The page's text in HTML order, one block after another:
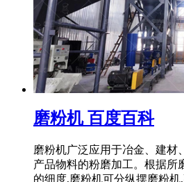
磨粉机 百度百科
磨粉机广泛应用于冶金、建材
产品物料的粉磨加工。根据所
的细度,磨粉机可分纵摆磨粉